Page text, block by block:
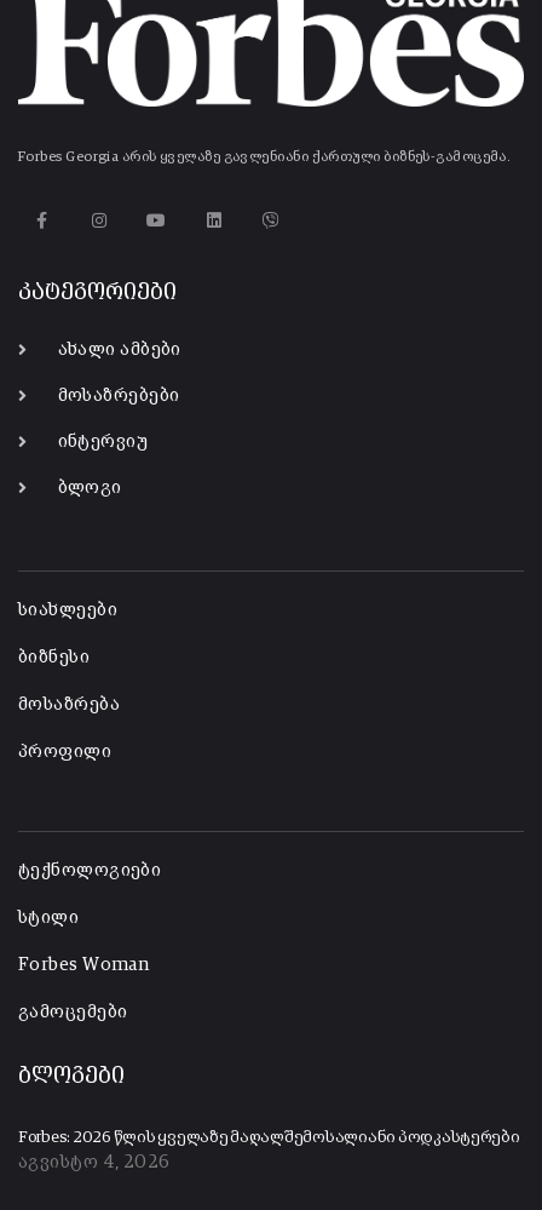
Forbes Georgia არის ყველაზე გავლენიანი ქართული ბიზნეს-გამოცემა.
კატეგორიები
ახალი ამბები
მოსაზრებები
ინტერვიუ
ბლოგი
სიახლეები
ბიზნესი
მოსაზრება
პროფილი
ტექნოლოგიები
სტილი
Forbes Woman
გამოცემები
ბლოგები
Forbes: 2026 წლის ყველაზე მაღალშემოსალიანი პოდკასტერები
აგვისტო 4, 2026